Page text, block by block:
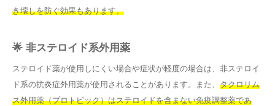
き壊しを防ぐ効果もあります。
🌟 非ステロイド系外用薬
ステロイド薬が使用しにくい場合や症状が軽度の場合は、非ステロイ
ド系の抗炎症外用薬が使用されることがあります。また、 タクロリム
ス外用薬（プロトピック）はステロイドを含まない免疫調整薬であ